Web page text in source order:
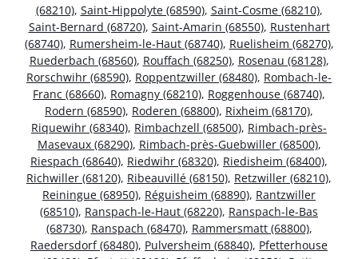
(68210), Saint-Hippolyte (68590), Saint-Cosme (68210),
Saint-Bernard (68720), Saint-Amarin (68550), Rustenhart
(68740), Rumersheim-le-Haut (68740), Ruelisheim (68270),
Ruederbach (68560), Rouffach (68250), Rosenau (68128),
Rorschwihr (68590), Roppentzwiller (68480), Rombach-le-
Franc (68660), Romagny (68210), Roggenhouse (68740),
Rodern (68590), Roderen (68800), Rixheim (68170),
Riquewihr (68340), Rimbachzell (68500), Rimbach-près-
Masevaux (68290), Rimbach-près-Guebwiller (68500),
Riespach (68640), Riedwihr (68320), Riedisheim (68400),
Richwiller (68120), Ribeauvillé (68150), Retzwiller (68210),
Reiningue (68950), Réguisheim (68890), Rantzwiller
(68510), Ranspach-le-Haut (68220), Ranspach-le-Bas
(68730), Ranspach (68470), Rammersmatt (68800),
Raedersdorf (68480), Pulversheim (68840), Pfetterhouse